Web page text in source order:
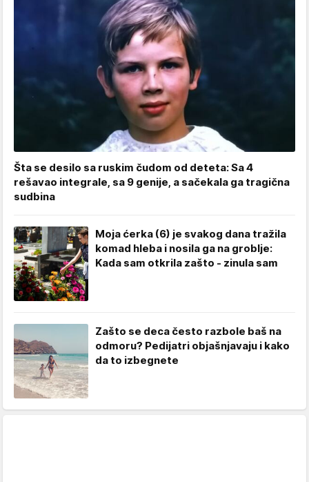
Šta se desilo sa ruskim čudom od deteta: Sa 4
rešavao integrale, sa 9 genije, a sačekala ga tragična
sudbina
Moja ćerka (6) je svakog dana tražila
komad hleba i nosila ga na groblje:
Kada sam otkrila zašto - zinula sam
Zašto se deca često razbole baš na
odmoru? Pedijatri objašnjavaju i kako
da to izbegnete